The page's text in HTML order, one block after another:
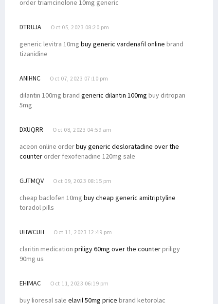
order triamcinolone 10mg generic
DTRUJA Oct 05, 2023 08:20 pm
generic levitra 10mg buy generic vardenafil online brand
tizanidine
ANIHNC Oct 07, 2023 07:10 pm
dilantin 100mg brand generic dilantin 100mg buy ditropan
5mg
DXUQRR Oct 08, 2023 04:59 am
aceon online orderbuy generic desloratadine over the
counter order fexofenadine 120mg sale
GJTMQV Oct 09, 2023 08:15 pm
cheap baclofen 10mg buy cheap generic amitriptyline
toradol pills
UHWCUH Oct 11, 2023 12:49 pm
claritin medication priligy 60mg over the counterpriligy
90mg us
EHIMAC Oct 11, 2023 06:19 pm
buy lioresal sale elavil 50mg price brand ketorolac